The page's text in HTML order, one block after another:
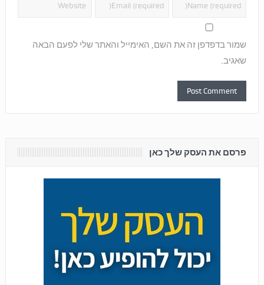
שמור בדפדפן זה את השם, האימייל והאתר שלי לפעם הבאה
שאגיב.
פרסם את העסק שלך כאן